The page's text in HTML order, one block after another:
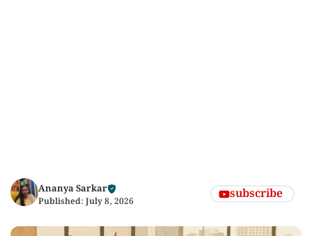
Ananya Sarkar
Published: July 8, 2026 subscribe